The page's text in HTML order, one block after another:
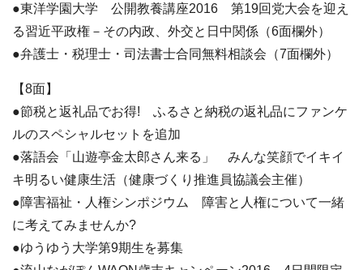
●東洋学園大学 公開教養講座2016 第19回党大会を迎え
る習近平政権－その内政、外交と日中関係（6面欄外）
●弁護士・税理士・司法書士合同無料相談会（7面欄外）
【8面】
●節税と返礼品でお得! ふるさと納税の返礼品にファンケ
ルのスペシャルセットを追加
●落語会「山遊亭金太郎さん来る」 みんな笑顔でイキイ
キ明るい健康生活（健康づくり推進員協議会主催）
●障害福祉・人権シンポジウム 障害と人権について一緒
に考えてみませんか?
●ゆうゆう大学第9期生を募集